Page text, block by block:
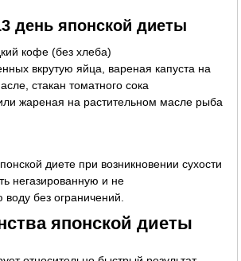
день японской диеты
кофе (без хлеба)
вкрутую яйца, вареная капуста на
стакан томатного сока
жареная на растительном масле рыба
диете при возникновении сухости
негазированную и не
без ограничений.
японской диеты